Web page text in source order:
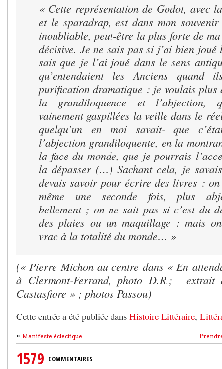
« Cette représentation de Godot, avec
et le sparadrap, est dans mon souvenir
inoubliable, peut-être la plus forte de
décisive. Je ne sais pas si j’ai bien
sais que je l’ai joué dans le sens
qu’entendaient les Anciens quand
purification dramatique : je voulais plus
la grandiloquence et l’abjection,
vainement gaspillées la veille dans le
quelqu’un en moi savait- que
l’abjection grandiloquente, en la
la face du monde, que je pourrais
la dépasser (…) Sachant cela, je
devais savoir pour écrire des livres :
même une seconde fois, plus
bellement ; on ne sait pas si c’est du
des plaies ou un maquillage : mais
vrac à la totalité du monde… »
(« Pierre Michon au centre dans « En
à Clermont-Ferrand, photo D.R.;
Castasfiore » ; photos Passou)
Cette entrée a été publiée dans Histoire Littéraire,
« Manifeste éclectique
1579 COMMENTAIRES